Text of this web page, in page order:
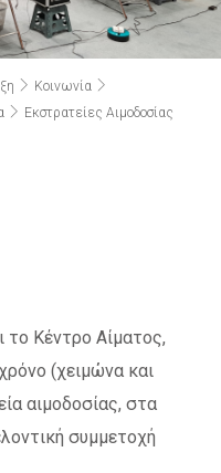
Κοινωνία
Εκστρατείες Αιμοδοσίας
το Κέντρο Αίματος,
(χειμώνα και
αιμοδοσίας, στα
συμμετοχή